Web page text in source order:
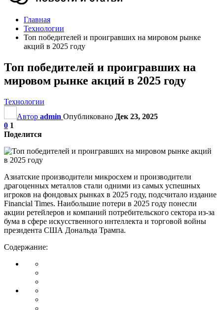
Главная
Технологии
Топ победителей и проигравших на мировом рынке
акций в 2025 году
Топ победителей и проигравших на
мировом рынке акций в 2025 году
Технологии
Автор admin Опубликовано Дек 23, 2025
0 1
Поделится
Азиатские производители микросхем и производители
драгоценных металлов стали одними из самых успешных
игроков на фондовых рынках в 2025 году, подсчитало издание
Financial Times. Наибольшие потери в 2025 году понесли
акции ретейлеров и компаний потребительского сектора из-за
бума в сфере искусственного интеллекта и торговой войны
президента США Дональда Трампа.
Содержание: